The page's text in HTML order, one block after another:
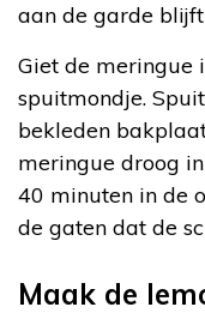
aan de garde
Giet de meringue
spuitmondje.
bekleden
meringue droog
40 minuten in de
de gaten dat de
Maak de